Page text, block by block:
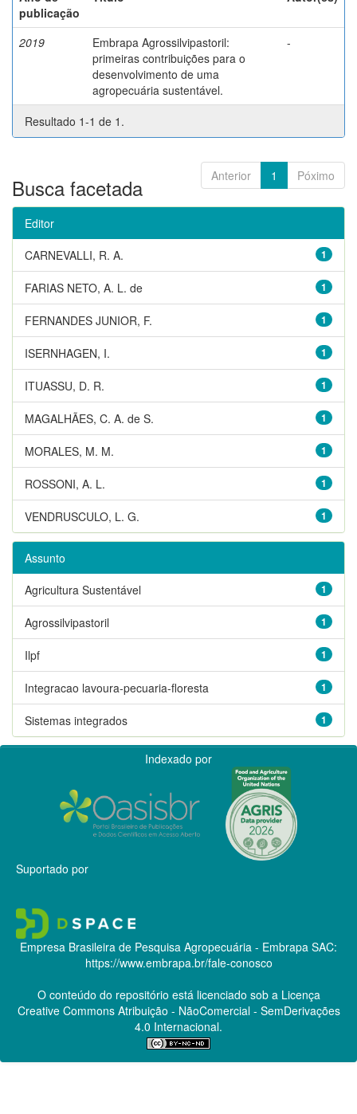
publicação
2019
Embrapa Agrossilvipastoril:
primeiras contribuições para o
desenvolvimento de uma
agropecuária sustentável.
-
Resultado 1-1 de 1.
Anterior 1 Póximo
Busca facetada
Editor
1
CARNEVALLI, R. A.
1
FARIAS NETO, A. L. de
1
FERNANDES JUNIOR, F.
1
ISERNHAGEN, I.
1
ITUASSU, D. R.
1
MAGALHÃES, C. A. de S.
1
MORALES, M. M.
1
ROSSONI, A. L.
1
VENDRUSCULO, L. G.
Assunto
1
Agricultura Sustentável
1
Agrossilvipastoril
1
Ilpf
1
Integracao lavoura-pecuaria-floresta
1
Sistemas integrados
Indexado por
Suportado por
Empresa Brasileira de Pesquisa Agropecuária - Embrapa SAC:
https://www.embrapa.br/fale-conosco
O conteúdo do repositório está licenciado sob a Licença
Creative CommonsAtribuição - NãoComercial - SemDerivações
4.0 Internacional.